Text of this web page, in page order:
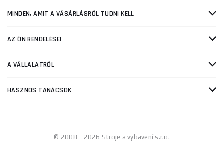
MINDEN, AMIT A VÁSÁRLÁSRÓL TUDNI KELL
AZ ÖN RENDELÉSEI
A VÁLLALATRÓL
HASZNOS TANÁCSOK
© 2008 - 2026 Stroje a vybavení s.r.o.